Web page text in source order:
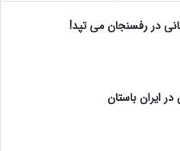
در رفسنجان می تپد!
ایران باستان